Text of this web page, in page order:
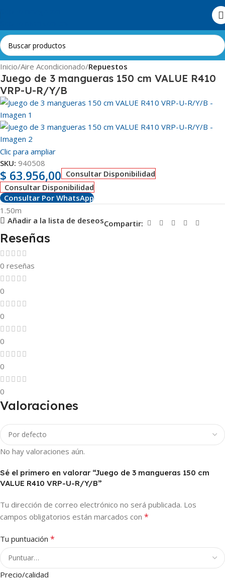
Inicio Aire Acondicionado Repuestos
Juego de 3 mangueras 150 cm VALUE R410
VRP-U-R/Y/B
Clic para ampliar
SKU: 940508
$ 63.956,00 Consultar Disponibilidad
Consultar Disponibilidad
Consultar Por WhatsApp
1.50m
Añadir a la lista de deseosCompartir:
Reseñas
0 reseñas
0
0
0
0
0
Valoraciones
No hay valoraciones aún.
Sé el primero en valorar “Juego de 3 mangueras 150 cm
VALUE R410 VRP-U-R/Y/B”
Tu dirección de correo electrónico no será publicada. Los
campos obligatorios están marcados con *
Tu puntuación *
Precio/calidad